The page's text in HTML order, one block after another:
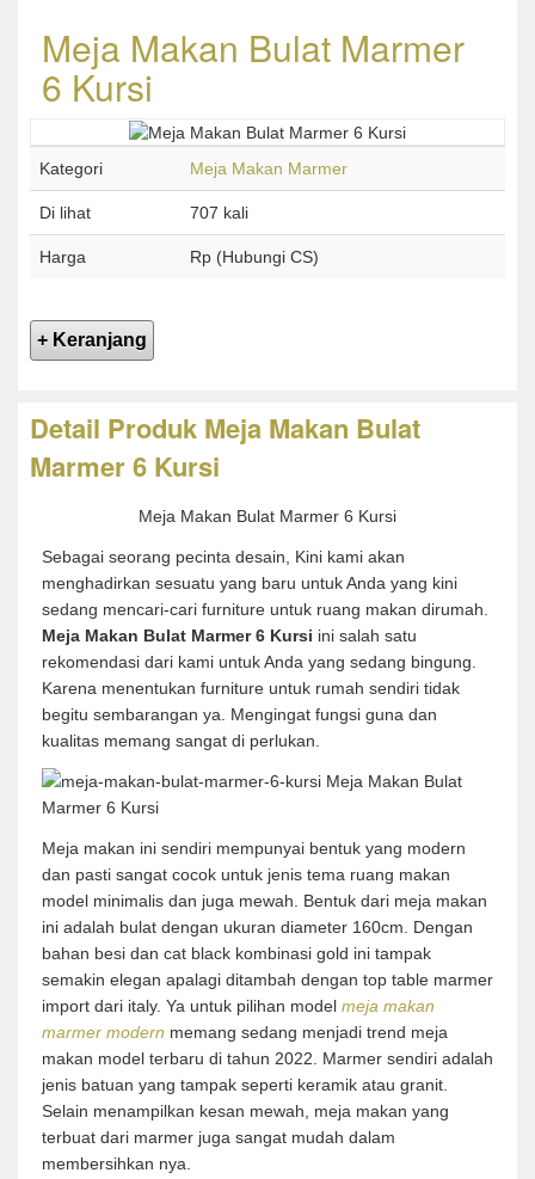
Meja Makan Bulat Marmer
6 Kursi
Kategori Meja Makan Marmer
Di lihat 707 kali
Harga Rp (Hubungi CS)
Detail Produk Meja Makan Bulat
Marmer 6 Kursi
Meja Makan Bulat Marmer 6 Kursi
Sebagai seorang pecinta desain, Kini kami akan
menghadirkan sesuatu yang baru untuk Anda yang kini
sedang mencari-cari furniture untuk ruang makan dirumah.
Meja Makan Bulat Marmer 6 Kursi ini salah satu
rekomendasi dari kami untuk Anda yang sedang bingung.
Karena menentukan furniture untuk rumah sendiri tidak
begitu sembarangan ya. Mengingat fungsi guna dan
kualitas memang sangat di perlukan.
Meja makan ini sendiri mempunyai bentuk yang modern
dan pasti sangat cocok untuk jenis tema ruang makan
model minimalis dan juga mewah. Bentuk dari meja makan
ini adalah bulat dengan ukuran diameter 160cm. Dengan
bahan besi dan cat black kombinasi gold ini tampak
semakin elegan apalagi ditambah dengan top table marmer
import dari italy. Ya untuk pilihan model meja makan
marmer modern memang sedang menjadi trend meja
makan model terbaru di tahun 2022. Marmer sendiri adalah
jenis batuan yang tampak seperti keramik atau granit.
Selain menampilkan kesan mewah, meja makan yang
terbuat dari marmer juga sangat mudah dalam
membersihkan nya.